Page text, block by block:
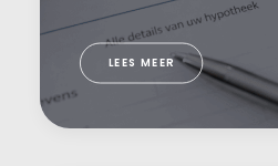
LEES MEER